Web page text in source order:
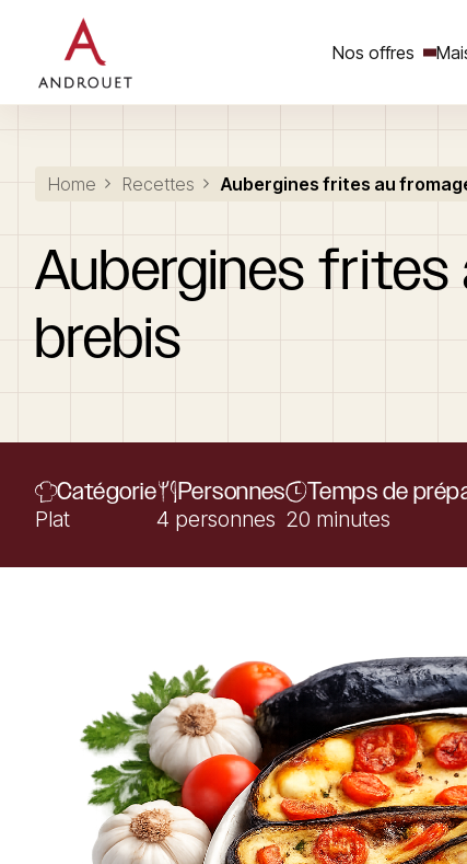
Nos offres
Rechercher un mot clé
Home Recettes Aubergines frites au
Aubergines frites
brebis
Catégorie
Plat
Personnes
4 personnes
Temps de
20 minutes